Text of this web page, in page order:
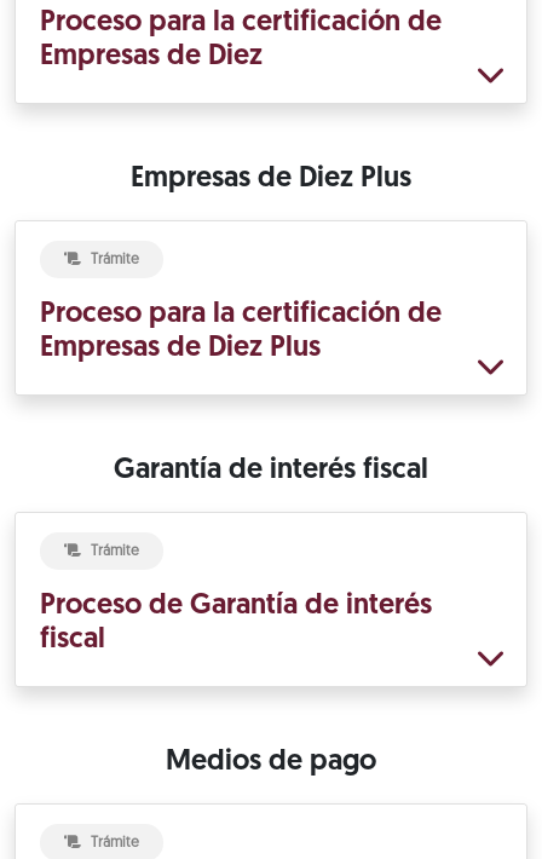
Proceso para la certificación de
Empresas de Diez
Empresas de Diez Plus
Trámite
Proceso para la certificación de
Empresas de Diez Plus
Garantía de interés fiscal
Trámite
Proceso de Garantía de interés
fiscal
Medios de pago
Trámite